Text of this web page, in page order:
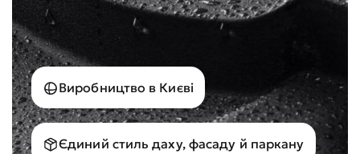
Виробництво в Києві
Єдиний стиль даху, фасаду й паркану